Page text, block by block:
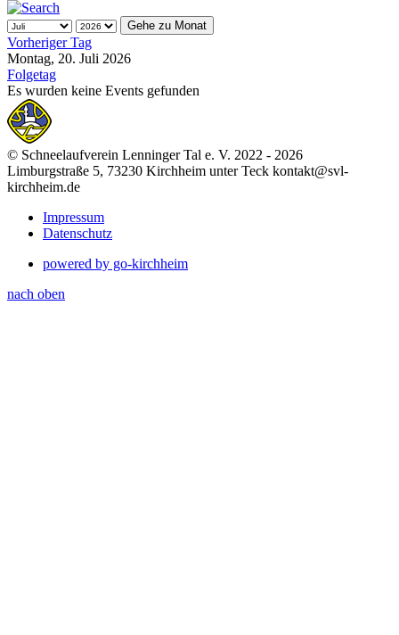
Gehe zu Monat
Vorheriger Tag
Montag, 20. Juli 2026
Folgetag
Es wurden keine Events gefunden
© Schneelaufverein Lenninger Tal e. V. 2022 - 2026
Limburgstraße 5, 73230 Kirchheim unter Teck kontakt@svl-
kirchheim.de
Impressum
Datenschutz
powered by go-kirchheim
nach oben